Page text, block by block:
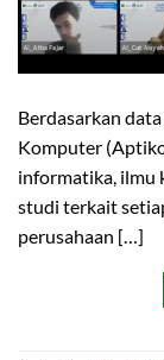
Berdasarkan
Komputer
informatika, ilmu
studi terkait
perusahaan […]